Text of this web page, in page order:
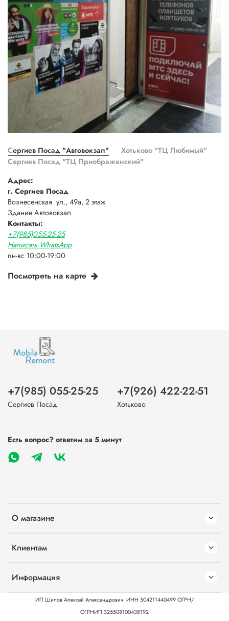
Сергиев Посад "Автовокзал"
Хотьково "ТЦ Любимый"
Сергиев Посад "ТЦ Приображенский"
Адрес:
г. Сергиев Посад
Вознесенская ул., 49а, 2 этаж
Здание Автовокзал
Контакты:
+7(985)055-25-25
Написать WhatsApp
пн-вс 10:00-19:00
Посмотреть на карте
О магазине
Клиентам
Информация
+7(985) 055-25-25
Сергиев Посад
+7(926) 422-22-51
Хотьково
Есть вопрос? ответим за 5 минут
ИП Шилов Алексей Александрович ИНН 504211440499 ОГРН/
ОГРНИП 325508100438192